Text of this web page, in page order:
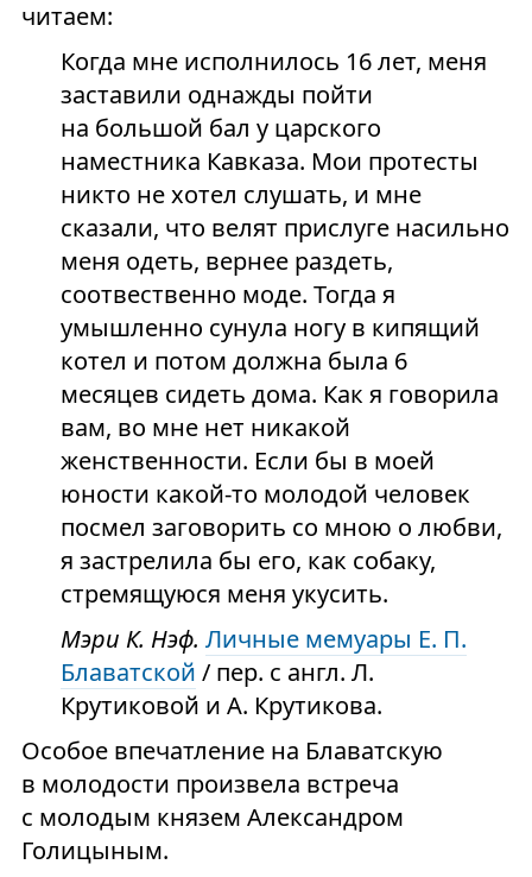
читаем:
Когда мне исполнилось 16 лет, меня
заставили однажды пойти
на большой бал у царского
наместника Кавказа. Мои протесты
никто не хотел слушать, и мне
сказали, что велят прислуге насильно
меня одеть, вернее раздеть,
соотвественно моде. Тогда я
умышленно сунула ногу в кипящий
котел и потом должна была 6
месяцев сидеть дома. Как я говорила
вам, во мне нет никакой
женственности. Если бы в моей
юности какой-то молодой человек
посмел заговорить со мною о любви,
я застрелила бы его, как собаку,
стремящуюся меня укусить.
Мэри К. Нэф. Личные мемуары Е. П.
Блаватской / пер. с англ. Л.
Крутиковой и А. Крутикова.
Особое впечатление на Блаватскую
в молодости произвела встреча
с молодым князем Александром
Голицыным.